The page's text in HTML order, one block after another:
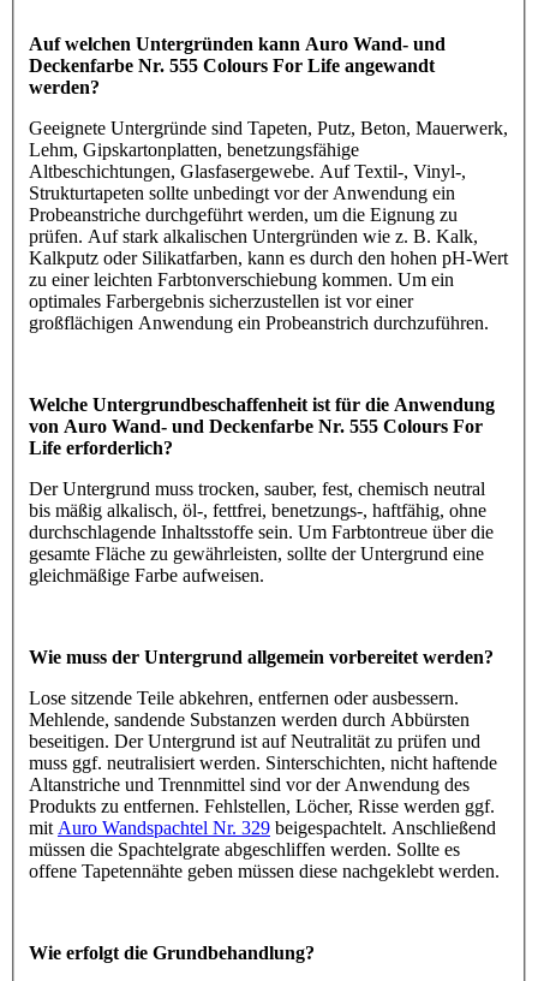
Auf welchen Untergründen kann Auro Wand- und
Deckenfarbe Nr. 555 Colours For Life angewandt
werden?
Geeignete Untergründe sind Tapeten, Putz, Beton, Mauerwerk,
Lehm, Gipskartonplatten, benetzungsfähige
Altbeschichtungen, Glasfasergewebe. Auf Textil-, Vinyl-,
Strukturtapeten sollte unbedingt vor der Anwendung ein
Probeanstriche durchgeführt werden, um die Eignung zu
prüfen. Auf stark alkalischen Untergründen wie z. B. Kalk,
Kalkputz oder Silikatfarben, kann es durch den hohen pH-Wert
zu einer leichten Farbtonverschiebung kommen. Um ein
optimales Farbergebnis sicherzustellen ist vor einer
großflächigen Anwendung ein Probeanstrich durchzuführen.
Welche Untergrundbeschaffenheit ist für die Anwendung
von Auro Wand- und Deckenfarbe Nr. 555 Colours For
Life erforderlich?
Der Untergrund muss trocken, sauber, fest, chemisch neutral
bis mäßig alkalisch, öl-, fettfrei, benetzungs-, haftfähig, ohne
durchschlagende Inhaltsstoffe sein. Um Farbtontreue über die
gesamte Fläche zu gewährleisten, sollte der Untergrund eine
gleichmäßige Farbe aufweisen.
Wie muss der Untergrund allgemein vorbereitet werden?
Lose sitzende Teile abkehren, entfernen oder ausbessern.
Mehlende, sandende Substanzen werden durch Abbürsten
beseitigen. Der Untergrund ist auf Neutralität zu prüfen und
muss ggf. neutralisiert werden. Sinterschichten, nicht haftende
Altanstriche und Trennmittel sind vor der Anwendung des
Produkts zu entfernen. Fehlstellen, Löcher, Risse werden ggf.
mit Auro Wandspachtel Nr. 329 beigespachtelt. Anschließend
müssen die Spachtelgrate abgeschliffen werden. Sollte es
offene Tapetennähte geben müssen diese nachgeklebt werden.
Wie erfolgt die Grundbehandlung?